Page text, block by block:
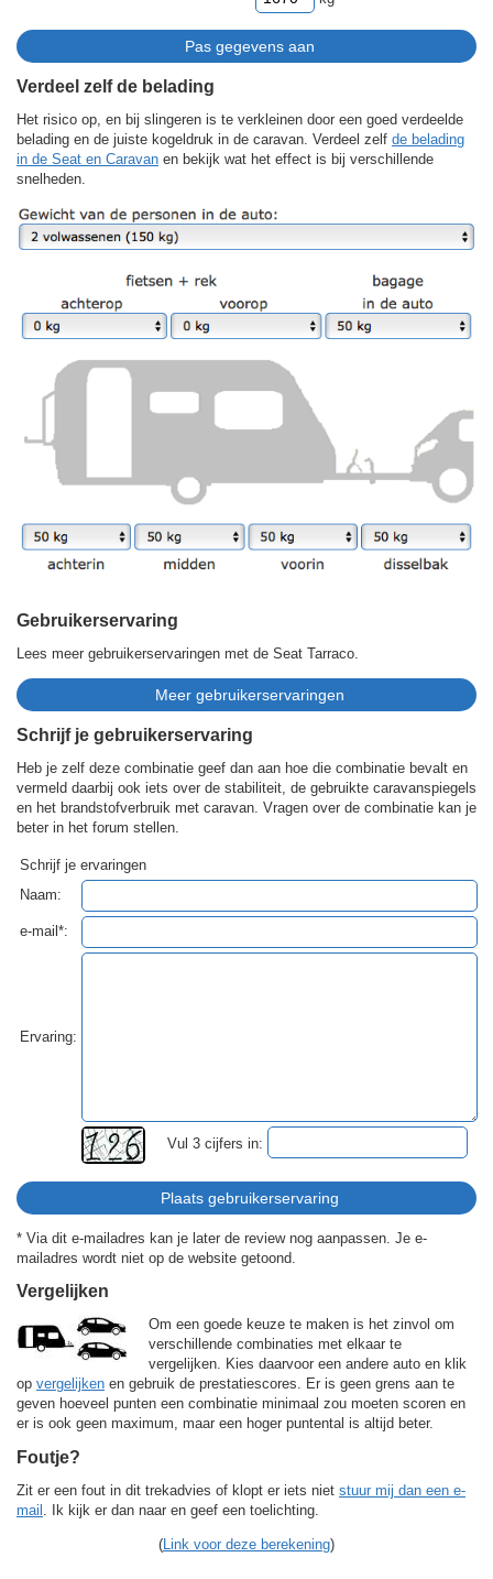
Verdeel zelf de belading
Het risico op, en bij slingeren is te verkleinen door een goed verdeelde
belading en de juiste kogeldruk in de caravan. Verdeel zelf de belading
in de Seat en Caravan en bekijk wat het effect is bij verschillende
snelheden.
Gebruikerservaring
Lees meer gebruikerservaringen met de Seat Tarraco.
Schrijf je gebruikerservaring
Heb je zelf deze combinatie geef dan aan hoe die combinatie bevalt en
vermeld daarbij ook iets over de stabiliteit, de gebruikte caravanspiegels
en het brandstofverbruik met caravan. Vragen over de combinatie kan je
beter in het forum stellen.
Schrijf je ervaringen
Naam:
e-mail*:
Ervaring:
Vul 3 cijfers in:
* Via dit e-mailadres kan je later de review nog aanpassen. Je e-
mailadres wordt niet op de website getoond.
Vergelijken
Om een goede keuze te maken is het zinvol om
verschillende combinaties met elkaar te
vergelijken. Kies daarvoor een andere auto en klik
op vergelijken en gebruik de prestatiescores. Er is geen grens aan te
geven hoeveel punten een combinatie minimaal zou moeten scoren en
er is ook geen maximum, maar een hoger puntental is altijd beter.
Foutje?
Zit er een fout in dit trekadvies of klopt er iets niet stuur mij dan een e-
mail
. Ik kijk er dan naar en geef een toelichting.
( Link voor deze berekening)